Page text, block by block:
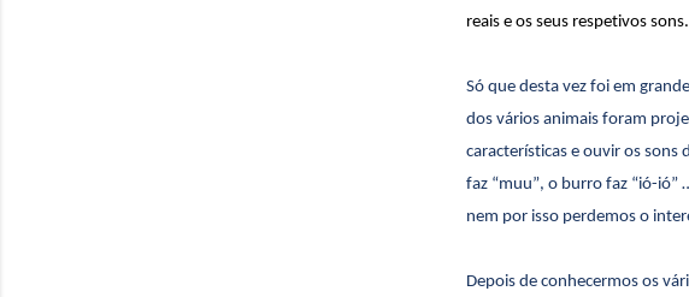
reais e os seus respetivos sons.
Só que desta vez foi em
dos vários animais foram
características e ouvir os sons
faz “muu”, o burro faz “ió-ió”
nem por isso perdemos o
Depois de conhecermos os